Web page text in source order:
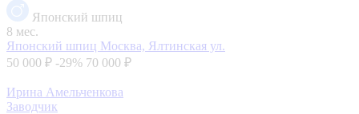
Японский шпиц
8 мес.
Японский шпиц Москва, Ялтинская ул.
50 000 ₽ -29% 70 000 ₽
Ирина Амельченкова
Заводчик